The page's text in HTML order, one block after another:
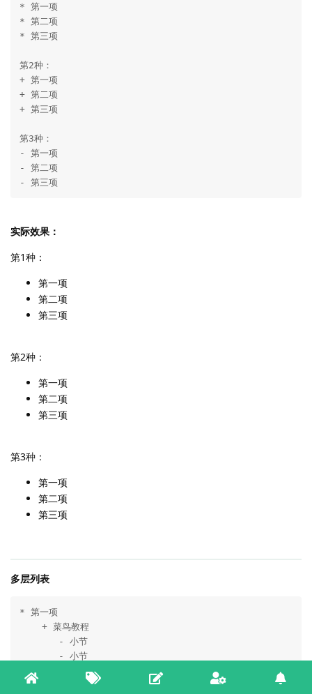
* 第一项
* 第二项
* 第三项
第2种：
+ 第一项
+ 第二项
+ 第三项
第3种：
- 第一项
- 第二项
- 第三项
实际效果：
第1种：
第一项
第二项
第三项
第2种：
第一项
第二项
第三项
第3种：
第一项
第二项
第三项
多层列表
* 第一项
    + 菜鸟教程
       - 小节
       - 小节
    + 学的不仅是技术更是梦想
* 第二项